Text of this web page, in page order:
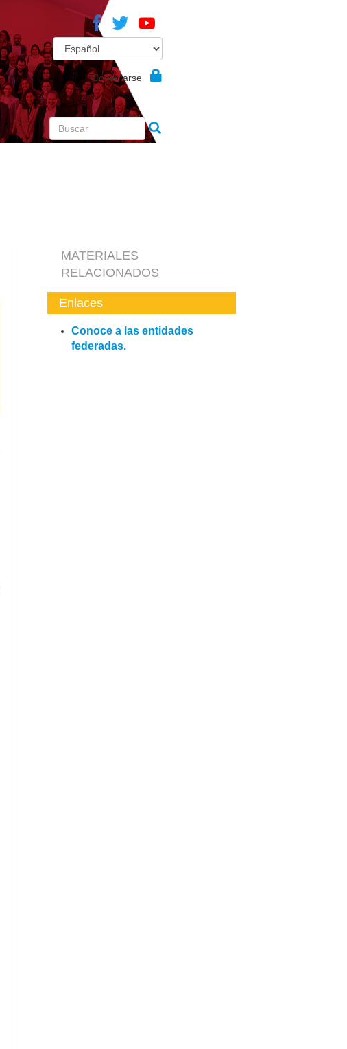
Conectarse
MATERIALES
RELACIONADOS
Enlaces
Conoce a las entidades
federadas.